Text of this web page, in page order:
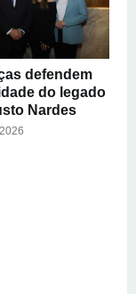
defendem
do legado
Nardes